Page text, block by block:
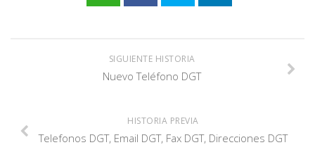
SIGUIENTE HISTORIA
Nuevo Teléfono DGT
HISTORIA PREVIA
Telefonos DGT, Email DGT, Fax DGT, Direcciones DGT